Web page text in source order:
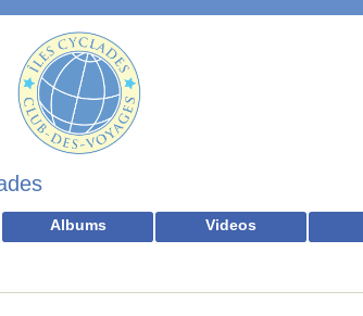
Albums Videos